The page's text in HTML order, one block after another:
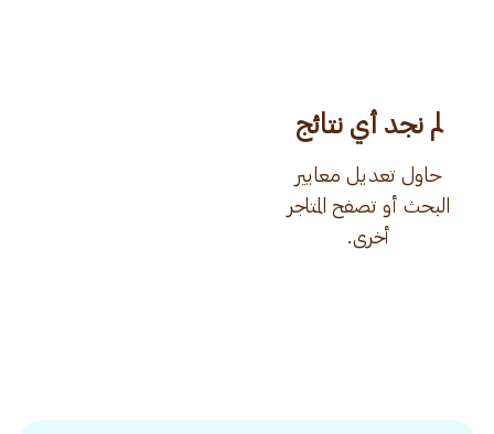
لم نجد أي نتائج
حاول تعديل معايير
البحث أو تصفح المتاجر
أخرى.